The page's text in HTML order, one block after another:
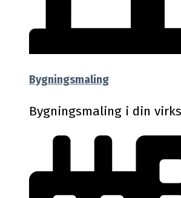
Bygningsmaling
Bygningsmaling i din